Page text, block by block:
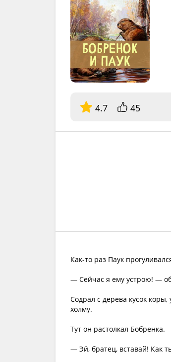
4.7 45
Как-то раз Паук
— Сейчас я ему устрою! —
Содрал с дерева кусок
холму.
Тут он растолкал Бобренка.
— Эй, братец, вставай! Как